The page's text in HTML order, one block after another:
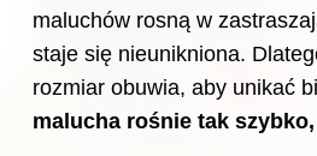
maluchów rosną w
staje się nieunikniona.
rozmiar obuwia, aby unikać
malucha rośnie tak